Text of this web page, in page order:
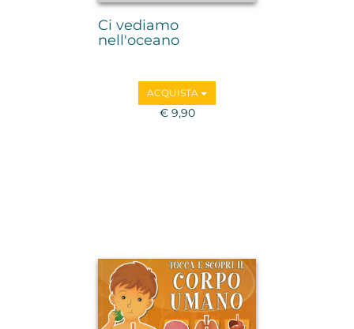
Ci vediamo
nell'oceano
ACQUISTA
€ 9,90